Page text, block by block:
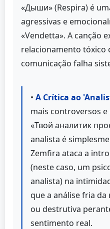
«Дыши» (Respira) é
agressivas e
«Vendetta». A canção
relacionamento tóxico
comunicação falha
• A Crítica ao
mais controversos
«Твой аналитик
analista é
Zemfira ataca a
(neste caso, um
analista) na
que a análise fria
ou destrutiva
sentimento real.